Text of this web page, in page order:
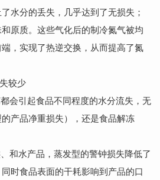
水分的丢失，几乎达到了无损失；
原质。这些气化后的制冷氮气被均
，实现了热逆交换，从而提高了氮
较少
会引起食品不同程度的水分流失，无
产品净重损失），还是食品解冻
和水产品，蒸发型的警钟损失降低了
时食品表面的干耗影响到产品的口